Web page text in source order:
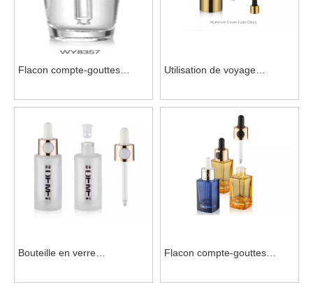
Flacon compte-gouttes
spéciale
Utilisation de voyage
verre ODM
Bouteille en verre
ODM avec compte-gouttes
Flacon compte-gouttes
les soins personnels